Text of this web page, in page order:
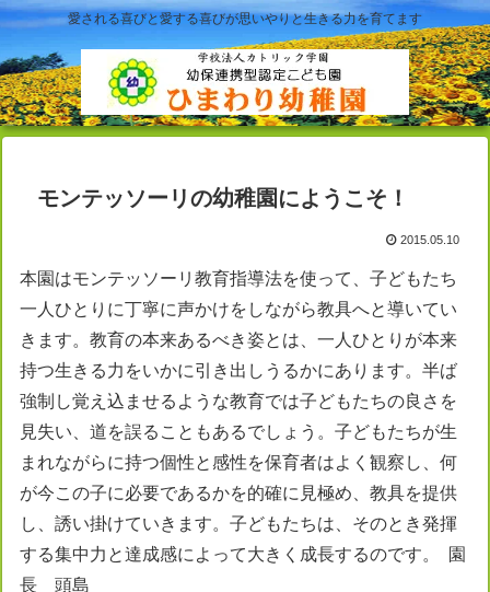
愛される喜びと愛する喜びが思いやりと生きる力を育てます
モンテッソーリの幼稚園にようこそ！
2015.05.10
本園はモンテッソーリ教育指導法を使って、子どもたち
一人ひとりに丁寧に声かけをしながら教具へと導いてい
きます。教育の本来あるべき姿とは、一人ひとりが本来
持つ生きる力をいかに引き出しうるかにあります。半ば
強制し覚え込ませるような教育では子どもたちの良さを
見失い、道を誤ることもあるでしょう。子どもたちが生
まれながらに持つ個性と感性を保育者はよく観察し、何
が今この子に必要であるかを的確に見極め、教具を提供
し、誘い掛けていきます。子どもたちは、そのとき発揮
する集中力と達成感によって大きく成長するのです。 園
長 頭島